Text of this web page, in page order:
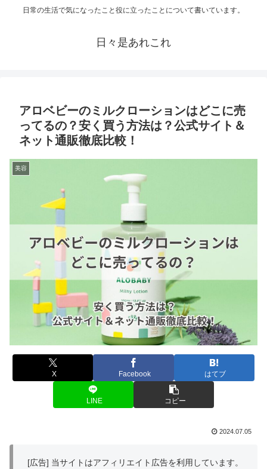
日常の生活で気になったこと役に立ったことについて書いています。
日々是あれこれ
アロベビーのミルクローションはどこに売
ってるの？安く買う方法は？公式サイト＆
ネット通販徹底比較！
美容
X Facebook はてブ
LINE コピー
2024.07.05
[広告] 当サイトはアフィリエイト広告を利用しています。